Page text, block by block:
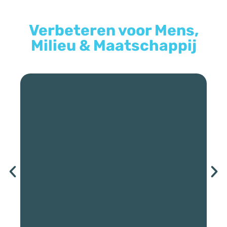
Verbeteren voor Mens,
Milieu & Maatschappij